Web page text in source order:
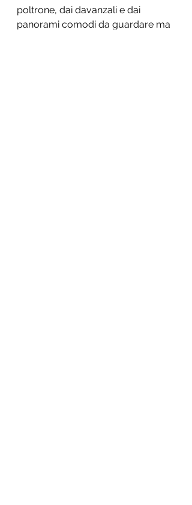
poltrone, dai davanzali e dai
panorami comodi da guardare ma